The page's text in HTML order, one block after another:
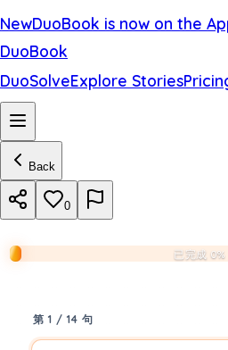
NewDuoBook is now on the
DuoBook
DuoSolveExplore Stories
Back
0
已完成 0%
第 1 / 14 句